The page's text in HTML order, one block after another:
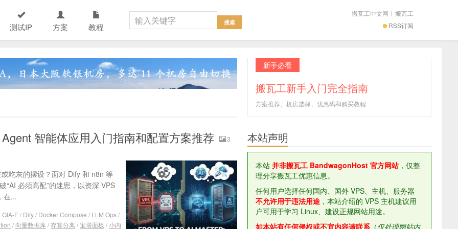
测试IP 方案 教程 RSS订阅
搬瓦工中文网 | 搬瓦工
智能体应用入门指南和配置方案推荐 3
吃灰的摆设？面对 Dify 和 n8n 等
“AI 必须高配”的迷思，以资深 VPS
在...
E / Dify/ Docker Compose / LLM Ops/
/ 向量数据库/存算分离/宝塔面板 /小内
新手必看
搬瓦工新手入门完全指南
方案推荐、机房选择、优惠码和购买教程
本站声明
本站 并非搬瓦工 BandwagonHost 官方网站，仅整
理分享搬瓦工优惠信息。
任何用户选择任何国内、国外 VPS、主机、服务器
不允许用于违法用途 ，本站介绍的 VPS 主机建议用
户可用于学习 Linux、建设正规网站用途。
如本站有任何侵权或不宜内容请联系 （仅处理网站内